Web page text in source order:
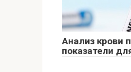
Анализ крови
показатели